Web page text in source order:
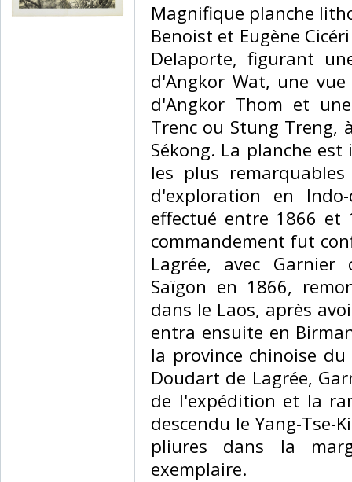
‎Magnifique planche
Benoist et Eugène
Delaporte, figurant
d'Angkor Wat, une
d'Angkor Thom et
Trenc ou Stung Treng,
Sékong. La planche
les plus
d'exploration en
effectué entre 1866 et
commandement fut
Lagrée, avec
Saïgon en 1866,
dans le Laos, après
entra ensuite en
la province chinoise
Doudart de Lagrée,
de l'expédition et la
descendu le Yang-Tse-
pliures dans la
exemplaire.‎